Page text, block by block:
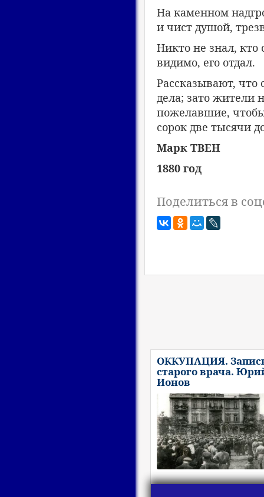
На каменном
и чист душой,
Никто не знал, кто
видимо, его отдал.
Рассказывают, что
дела; зато жители
пожелавшие, чтобы
сорок две тысячи
Марк ТВЕН
1880 год
Поделиться в
ОККУПАЦИЯ.
старого врача.
Ионов